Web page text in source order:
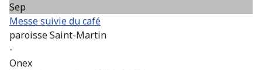
Sep
Messe suivie du café
paroisse Saint-Martin
-
Onex